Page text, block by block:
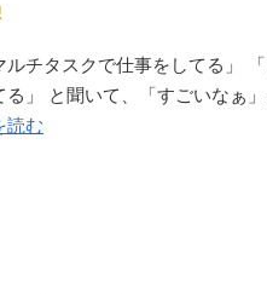
ルチタスクで仕事をしてる」
る」 と聞いて、「すごいなぁ
読む